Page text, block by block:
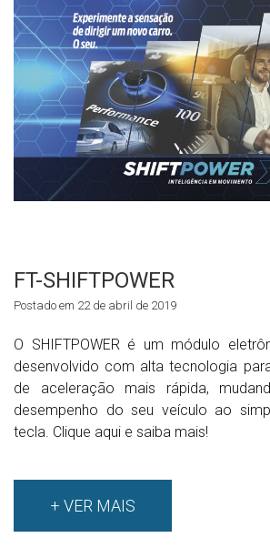
FT-SHIFTPOWER
Postado em 22 de abril de 2019
O SHIFTPOWER é um módulo
desenvolvido com alta tecnologia
de aceleração mais rápida,
desempenho do seu veículo ao
tecla. Clique aqui e saiba mais!
+ VER MAIS